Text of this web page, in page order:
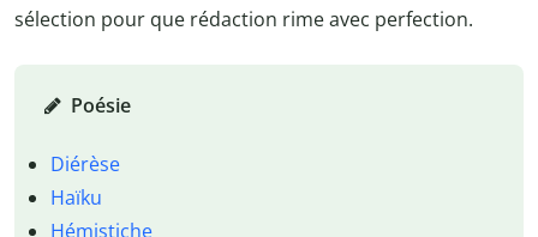
sélection pour que rédaction rime avec perfection.
Poésie
Diérèse
Haïku
Hémistiche